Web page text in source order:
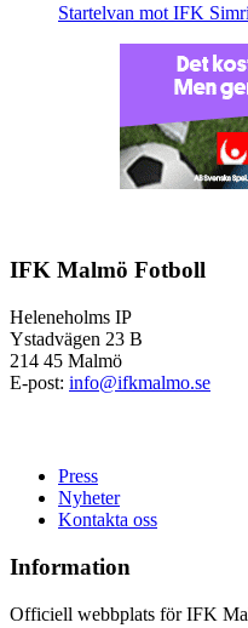
Startelvan mot IFK
IFK Malmö Fotboll
Heleneholms IP
Ystadvägen 23 B
214 45 Malmö
E-post: info@ifkmalmo.se
Press
Nyheter
Kontakta oss
Information
Officiell webbplats för IFK